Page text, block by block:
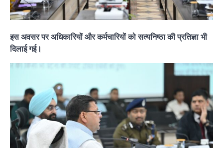
इस अवसर पर अधिकारियों और कर्मचारियों को सत्यनिष्ठा की प्रतिज्ञा भी
दिलाई गई।